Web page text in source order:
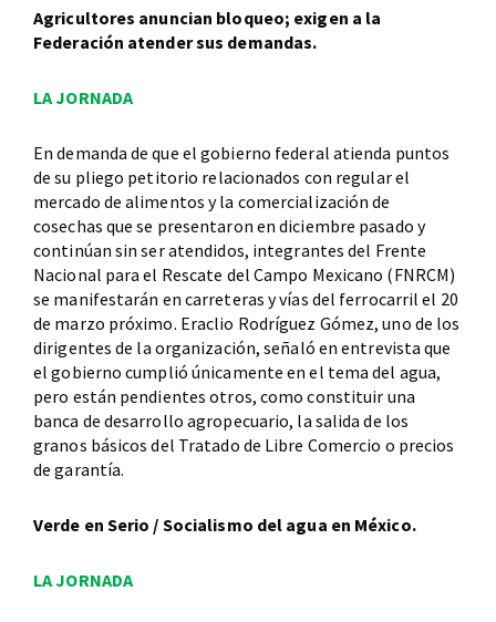
Agricultores anuncian bloqueo; exigen a la
Federación atender sus demandas.
LA JORNADA
En demanda de que el gobierno federal atienda puntos
de su pliego petitorio relacionados con regular el
mercado de alimentos y la comercialización de
cosechas que se presentaron en diciembre pasado y
continúan sin ser atendidos, integrantes del Frente
Nacional para el Rescate del Campo Mexicano (FNRCM)
se manifestarán en carreteras y vías del ferrocarril el 20
de marzo próximo. Eraclio Rodríguez Gómez, uno de los
dirigentes de la organización, señaló en entrevista que
el gobierno cumplió únicamente en el tema del agua,
pero están pendientes otros, como constituir una
banca de desarrollo agropecuario, la salida de los
granos básicos del Tratado de Libre Comercio o precios
de garantía.
Verde en Serio / Socialismo del agua en México.
LA JORNADA